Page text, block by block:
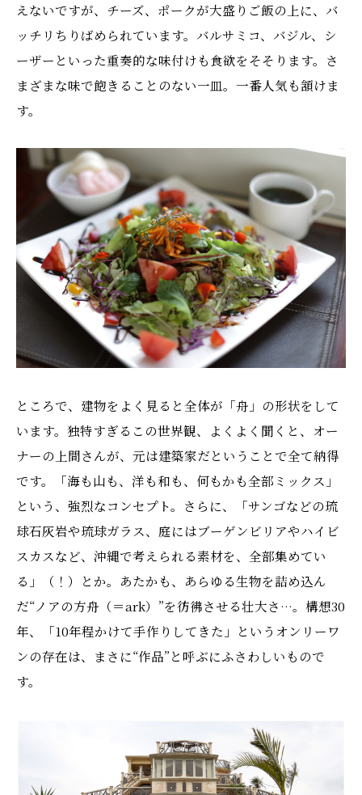
えないですが、チーズ、ポークが大盛りご飯の上に、バ
ッチリちりばめられています。バルサミコ、バジル、シ
ーザーといった重奏的な味付けも食欲をそそります。さ
まざまな味で飽きることのない一皿。一番人気も頷けま
す。
ところで、建物をよく見ると全体が「舟」の形状をして
います。独特すぎるこの世界観、よくよく聞くと、オー
ナーの上間さんが、元は建築家だということで全て納得
です。「海も山も、洋も和も、何もかも全部ミックス」
という、強烈なコンセプト。さらに、「サンゴなどの琉
球石灰岩や琉球ガラス、庭にはブーゲンビリアやハイビ
スカスなど、沖縄で考えられる素材を、全部集めてい
る」（！）とか。あたかも、あらゆる生物を詰め込ん
だ“ノアの方舟（＝ark）”を彷彿させる壮大さ…。構想30
年、「10年程かけて手作りしてきた」というオンリーワ
ンの存在は、まさに“作品”と呼ぶにふさわしいもので
す。